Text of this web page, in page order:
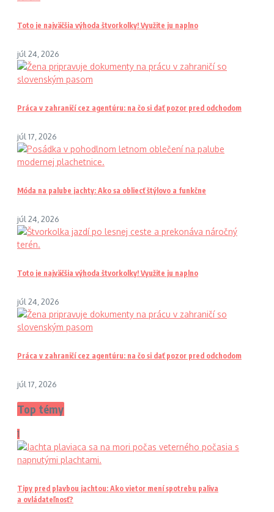
Toto je najväčšia výhoda štvorkolky! Využite ju naplno
júl 24, 2026
Práca v zahraničí cez agentúru: na čo si dať pozor pred odchodom
júl 17, 2026
Móda na palube jachty: Ako sa obliecť štýlovo a funkčne
júl 24, 2026
Toto je najväčšia výhoda štvorkolky! Využite ju naplno
júl 24, 2026
Práca v zahraničí cez agentúru: na čo si dať pozor pred odchodom
júl 17, 2026
Top témy
1
Tipy pred plavbou jachtou: Ako vietor mení spotrebu paliva
a ovládateľnosť?